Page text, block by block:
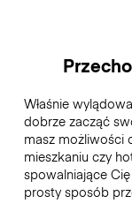
Właśnie
dobrze zacząć
masz możliwości
mieszkaniu czy
spowalniające
prosty sposób